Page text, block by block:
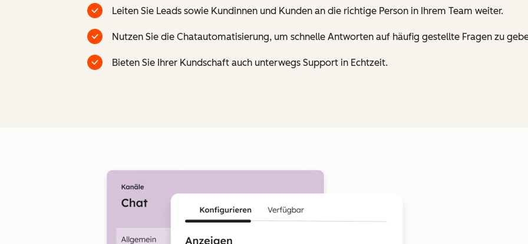
Leiten Sie Leads sowie Kundinnen und Kunden an die richtige Person in Ihrem Team weiter.
Nutzen Sie die Chatautomatisierung, um schnelle Antworten auf häufig gestellte Fragen zu
Bieten Sie Ihrer Kundschaft auch unterwegs Support in Echtzeit.